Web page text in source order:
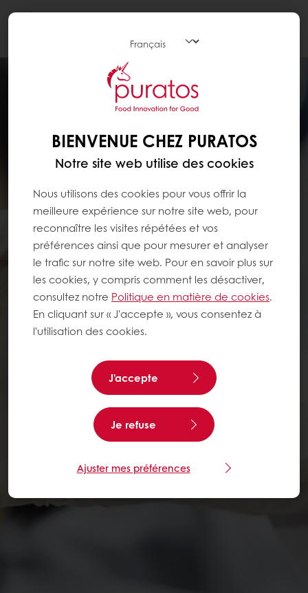
BIENVENUE CHEZ PURATOS
Notre site web utilise des cookies
Nous utilisons des cookies pour vous offrir la
meilleure expérience sur notre site web, pour
reconnaître les visites répétées et vos
préférences ainsi que pour mesurer et analyser
le trafic sur notre site web. Pour en savoir plus sur
les cookies, y compris comment les désactiver,
consultez notre Politique en matière de cookies.
En cliquant sur « J'accepte », vous consentez à
l'utilisation des cookies.
J'accepte
Je refuse
Ajuster mes préférences